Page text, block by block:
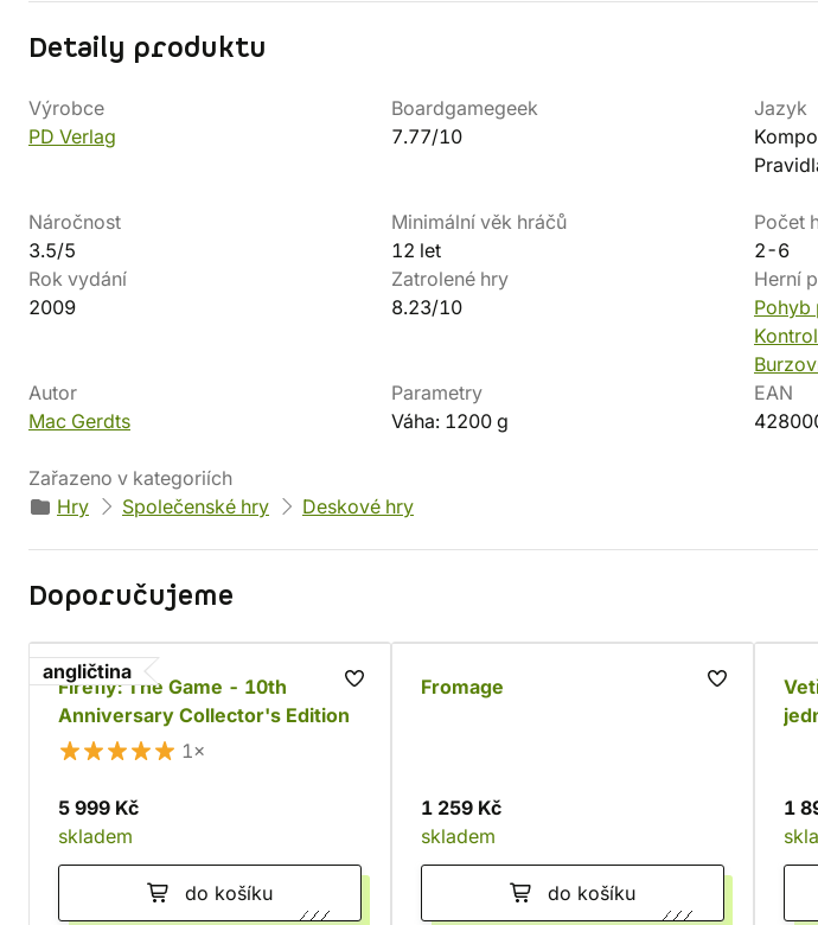
Detaily produktu
Výrobce
PD Verlag
Boardgamegeek
7.77/10
Jazyk
Náročnost
3.5/5
Minimální věk hráčů
12 let
Počet
2-6
Rok vydání
2009
Zatrolené hry
8.23/10
Herní
Pohyb
Autor
Mac Gerdts
Parametry
Váha: 1200 g
EAN
Zařazeno v kategoriích
Hry
Společenské hry Deskové hry
Doporučujeme
angličtina
Firefly: The Game - 10th
Anniversary Collector's Edition
1×
5 999 Kč
skladem
do košíku
Fromage
1 259 Kč
skladem
do košíku
1